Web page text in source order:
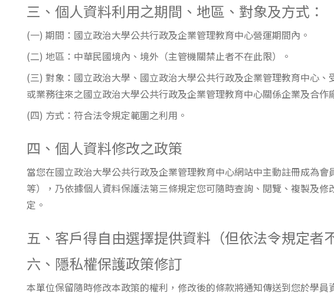
三、個人資料利用之期間、地區、對象及方式：
(一) 期間：國立政治大學公共行政及企業管理教育中心營運期間內。
(二) 地區：中華民國境內、境外（主管機關禁止者不在此限）。
(三) 對象：國立政治大學、國立政治大學公共行政及企業管理教育中心
或業務往來之國立政治大學公共行政及企業管理教育中心關係企業及合作
(四) 方式：符合法令規定範圍之利用。
四、個人資料修改之政策
當您在國立政治大學公共行政及企業管理教育中心網站中主動註冊成為
等），乃依據個人資料保護法第三條規定您可隨時查詢、閱覽、複製及
定。
五、客戶得自由選擇提供資料（但依法令規定者
六、隱私權保護政策修訂
本單位保留隨時修改本政策的權利，修改後的條款將通知傳送到您於學